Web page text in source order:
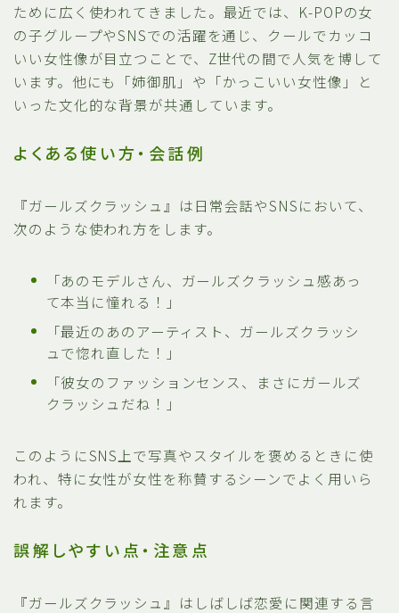
ために広く使われてきました。最近では、K-POPの女
の子グループやSNSでの活躍を通じ、クールでカッコ
いい女性像が目立つことで、Z世代の間で人気を博して
います。他にも「姉御肌」や「かっこいい女性像」と
いった文化的な背景が共通しています。
よくある使い方・会話例
『ガールズクラッシュ』は日常会話やSNSにおいて、
次のような使われ方をします。
「あのモデルさん、ガールズクラッシュ感あっ
て本当に憧れる！」
「最近のあのアーティスト、ガールズクラッシ
ュで惚れ直した！」
「彼女のファッションセンス、まさにガールズ
クラッシュだね！」
このようにSNS上で写真やスタイルを褒めるときに使
われ、特に女性が女性を称賛するシーンでよく用いら
れます。
誤解しやすい点・注意点
『ガールズクラッシュ』はしばしば恋愛に関連する言